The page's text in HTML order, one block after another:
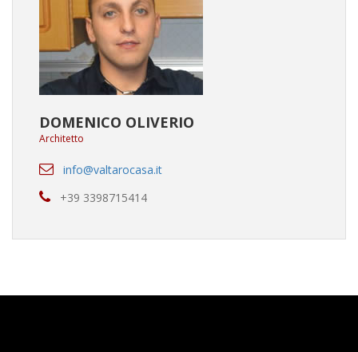
DOMENICO OLIVERIO
Architetto
info@valtarocasa.it
+39 3398715414